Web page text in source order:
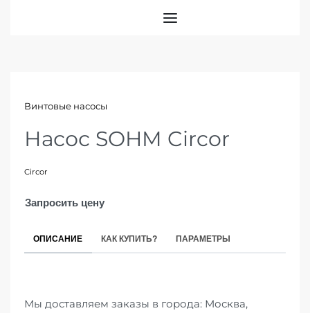
Винтовые насосы
Насос SOHM Circor
Circor
Запросить цену
ОПИСАНИЕ КАК КУПИТЬ? ПАРАМЕТРЫ
Мы доставляем заказы в города: Москва,